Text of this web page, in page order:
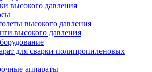
высокого давления
высокого давления
высокого давления
для сварки полипропиленовых
аппараты